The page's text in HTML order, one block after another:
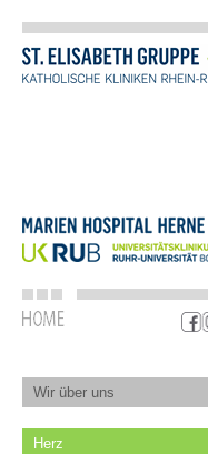
Wir über uns
Herz